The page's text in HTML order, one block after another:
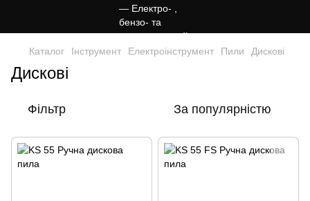
Каталог Інструмент Електроінструмент Пили Дискові
Дискові
Фільтр За популярністю